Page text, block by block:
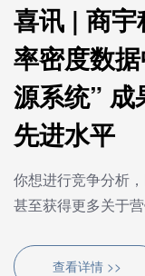
喜讯 | 商
率密度数
源系统”
先进水平
你想进行竞争分析
甚至获得更多关于
格林··· 查看详情 >>